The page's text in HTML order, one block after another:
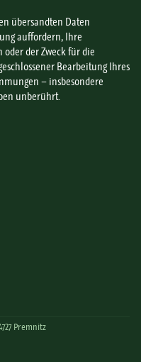
übersandten Daten
auffordern, Ihre
der Zweck für die
Bearbeitung Ihres
– insbesondere
unberührt.
Premnitz